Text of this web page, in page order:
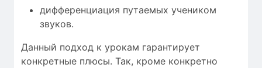
дифференциация путаемых учеником
звуков.
Данный подход к урокам гарантирует
конкретные плюсы. Так, кроме конкретно